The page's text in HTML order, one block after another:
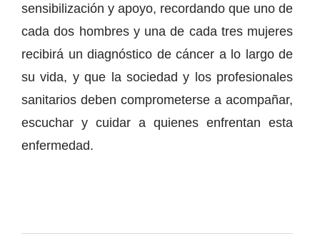
sensibilización y apoyo, recordando que uno de
cada dos hombres y una de cada tres mujeres
recibirá un diagnóstico de cáncer a lo largo de
su vida, y que la sociedad y los profesionales
sanitarios deben comprometerse a acompañar,
escuchar y cuidar a quienes enfrentan esta
enfermedad.